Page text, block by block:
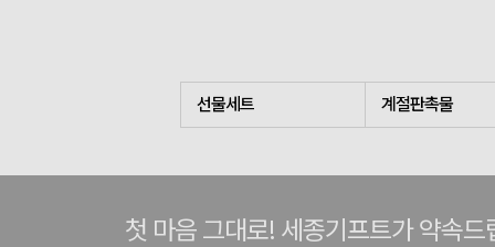
선물세트 계절판촉물
첫 마음 그대로! 세종기프트가 약속드